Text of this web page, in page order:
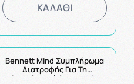
ΚΑΛΑΘΙ
Bennett Mind Συμπλήρωμα
Διατροφής Για Τη
Φυσιολογική Λειτουργία